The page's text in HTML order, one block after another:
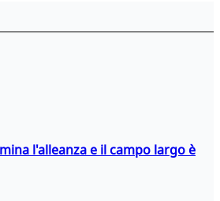
l'alleanza e il campo largo è